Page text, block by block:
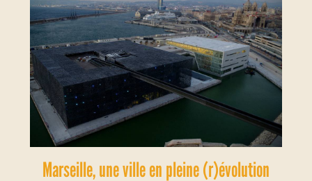
Marseille, une ville en pleine (r)évolution